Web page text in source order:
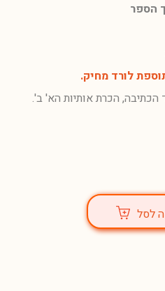
הספר
לורד מחיק.
הכתיבה, הכרת אותיות הא' ב'.
לסל